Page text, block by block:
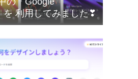
を 利用してみました❣